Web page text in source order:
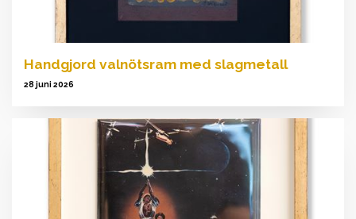
Handgjord valnötsram med slagmetall
28 juni 2026